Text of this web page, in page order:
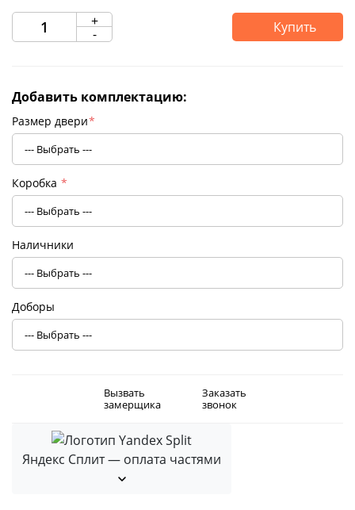
+
- Купить
Добавить комплектацию:
Размер двери*
Коробка *
Наличники
Доборы
Вызвать
замерщика
Заказать
звонок
Яндекс Сплит — оплата частями